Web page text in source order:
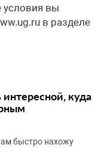
вы
в разделе
интересной, куда
быстро нахожу